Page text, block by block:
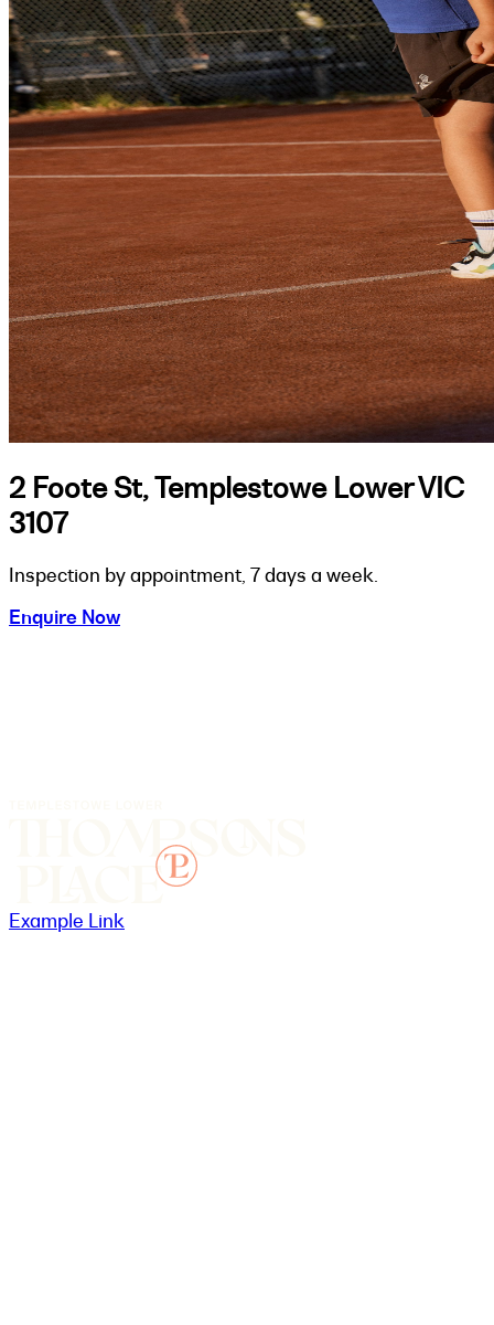
2 Foote St, Templestowe Lower VIC
3107
Inspection by appointment, 7 days a week.
Enquire Now
Example Link